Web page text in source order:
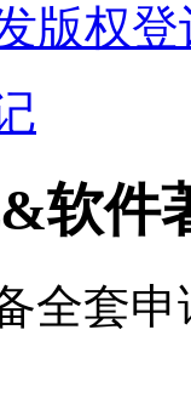
版权
软件
全套